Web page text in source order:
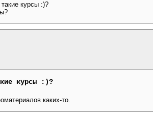
курсы :)?
курсы :)?
каких-то.